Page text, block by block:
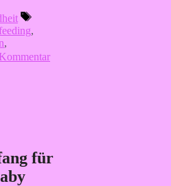
Schlagwörter
,
,
für